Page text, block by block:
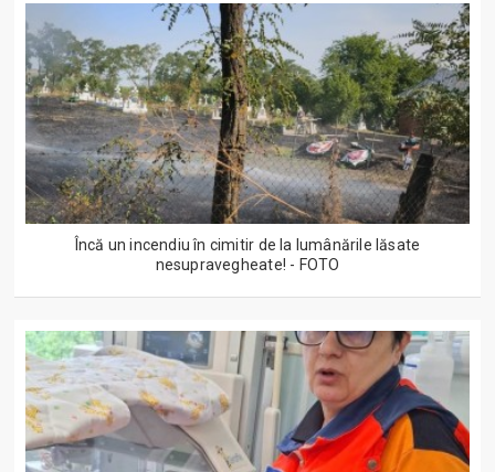
Încă un incendiu în cimitir de la lumânările lăsate
nesupravegheate! - FOTO